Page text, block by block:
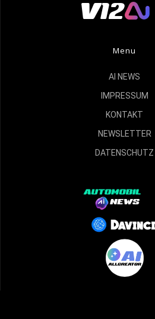
Menu
AI NEWS
IMPRESSUM
KONTAKT
NEWSLETTER
DATENSCHUTZ